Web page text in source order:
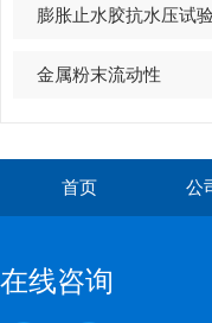
膨胀止水胶抗水压试
金属粉末流动性
首页 公
在线咨询